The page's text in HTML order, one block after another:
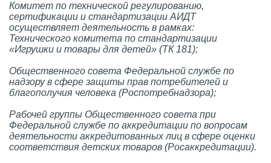
Комитет по технической регулированию,
сертификации и стандартизации АИДТ
осуществляет деятельность в рамках:
Технического комитета по стандартизации
«Игрушки и товары для детей» (ТК 181);
Общественного совета Федеральной службе по
надзору в сфере защиты прав потребителей и
благополучия человека (Роспотребнадзора);
Рабочей группы Общественного совета при
Федеральной службе по аккредитации по вопросам
деятельности аккредитованных лиц в сфере оценки
соответствия детских товаров (Росаккредитации).